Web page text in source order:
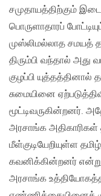
சமுதாயத்திற்கும்
பொருளாதாரப்
முஸ்லிமல்லாத சமயத்
திரும்பி வந்தால்
குழப்பி
சுமையினை
மூட்டிவருகின்றனர்.
அரசாங்க
மீள்குடியேறியுள்ள
கவனிக்கின்றனர்
அரசாங்க